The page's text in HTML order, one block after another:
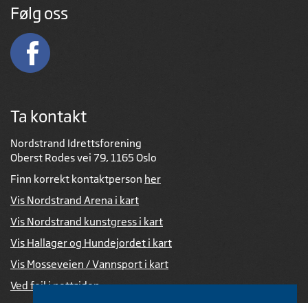
Følg oss
Ta kontakt
Nordstrand Idrettsforening
Oberst Rodes vei 79, 1165 Oslo
Finn korrekt kontaktperson her
Vis Nordstrand Arena i kart
Vis Nordstrand kunstgress i kart
Vis Hallager og Hundejordet i kart
Vis Mosseveien / Vannsport i kart
Ved feil i nettsiden